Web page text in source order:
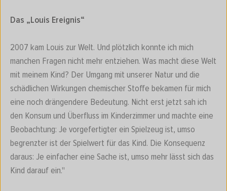
Das „Louis Ereignis“
2007 kam Louis zur Welt. Und plötzlich konnte ich mich
manchen Fragen nicht mehr entziehen. Was macht diese Welt
mit meinem Kind? Der Umgang mit unserer Natur und die
schädlichen Wirkungen chemischer Stoffe bekamen für mich
eine noch drängendere Bedeutung. Nicht erst jetzt sah ich
den Konsum und Überfluss im Kinderzimmer und machte eine
Beobachtung: Je vorgefertigter ein Spielzeug ist, umso
begrenzter ist der Spielwert für das Kind. Die Konsequenz
daraus: Je einfacher eine Sache ist, umso mehr lässt sich das
Kind darauf ein."